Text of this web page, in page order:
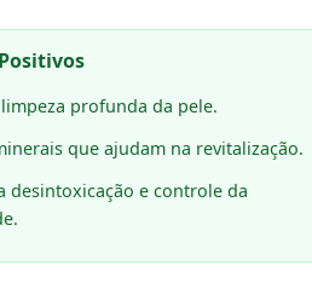
profunda da pele.
que ajudam na revitalização.
desintoxicação e controle da